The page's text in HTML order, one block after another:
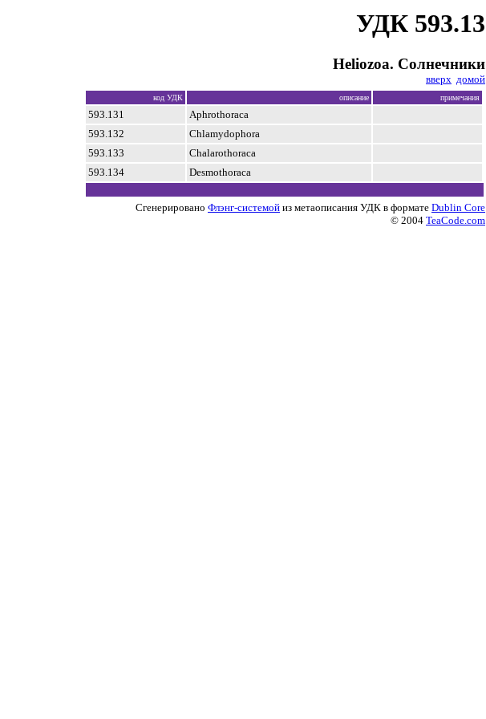
УДК 593.13
Heliozoa. Солнечники
вверх домой
код УДК описание примечания
593.131
Aphrothoraca
593.132
Chlamydophora
593.133
Chalarothoraca
593.134
Desmothoraca
Сгенерировано Флэнг-системой из метаописания УДК в формате Dublin Core
© 2004 TeaCode.com